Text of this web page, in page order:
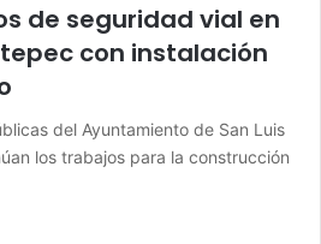
de seguridad vial en
con instalación
del Ayuntamiento de San Luis
los trabajos para la construcción